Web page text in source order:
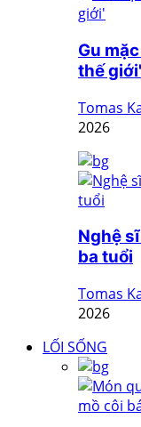
Gu
thế giới'
Tomas
2026
Nghệ
ba tuổi
Tomas
2026
LỐI SỐNG